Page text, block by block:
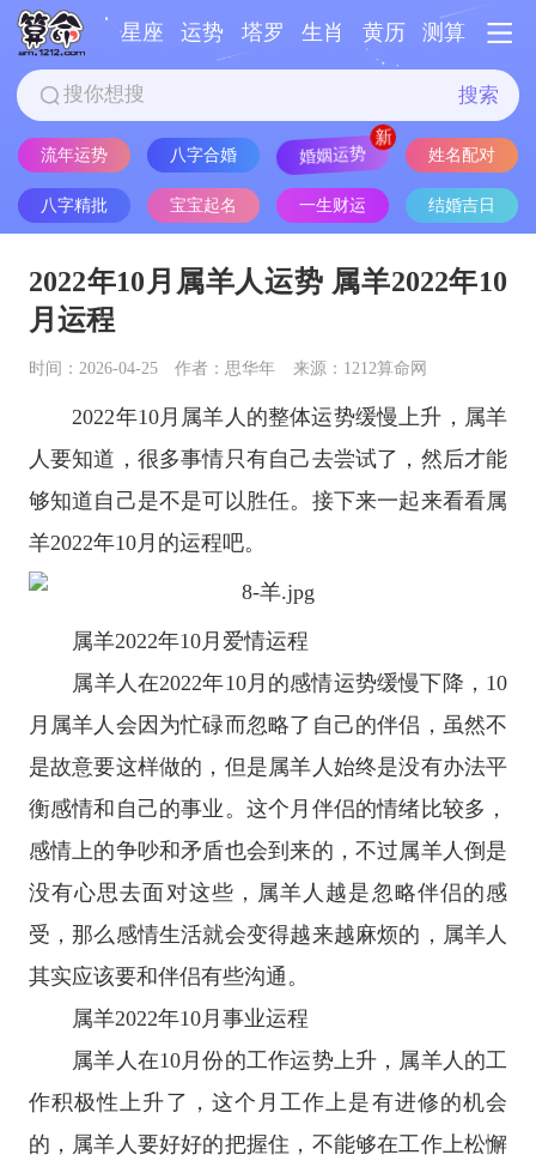
星座 运势 塔罗 生肖 黄历 测算
搜索
流年运势 八字合婚 婚姻运势 姓名配对
八字精批 宝宝起名 一生财运 结婚吉日
2022年10月属羊人运势 属羊2022年10
月运程
时间：2026-04-25 作者：思华年 来源：1212算命网
2022年10月属羊人的整体运势缓慢上升，属羊
人要知道，很多事情只有自己去尝试了，然后才能
够知道自己是不是可以胜任。接下来一起来看看属
羊2022年10月的运程吧。
属羊2022年10月爱情运程
属羊人在2022年10月的感情运势缓慢下降，10
月属羊人会因为忙碌而忽略了自己的伴侣，虽然不
是故意要这样做的，但是属羊人始终是没有办法平
衡感情和自己的事业。这个月伴侣的情绪比较多，
感情上的争吵和矛盾也会到来的，不过属羊人倒是
没有心思去面对这些，属羊人越是忽略伴侣的感
受，那么感情生活就会变得越来越麻烦的，属羊人
其实应该要和伴侣有些沟通。
属羊2022年10月事业运程
属羊人在10月份的工作运势上升，属羊人的工
作积极性上升了，这个月工作上是有进修的机会
的，属羊人要好好的把握住，不能够在工作上松懈